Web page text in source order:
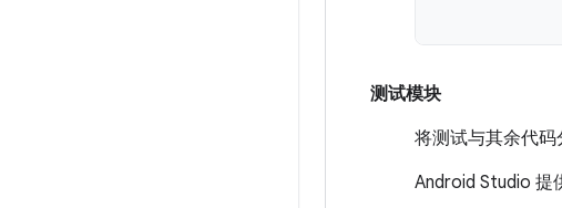
测试模块
将测试与其余代码
Android Studio 提